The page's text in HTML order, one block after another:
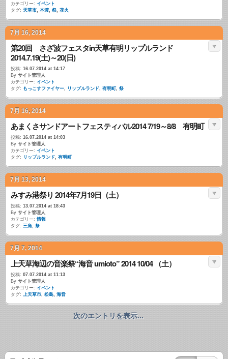
カテゴリー: イベント
タグ: 天草市, 本渡, 祭, 花火
7月 16, 2014
第20回 さざ波フェスタin天草有明リップルランド
2014.7.19(土)～20(日)
投稿: 16.07.2014 at 14:17
By サイト管理人
カテゴリー: イベント
タグ: もっこすファイヤー, リップルランド, 有明町, 祭
7月 16, 2014
あまくさサンドアートフェスティバル2014 7/19～8/8 有明町
投稿: 16.07.2014 at 14:03
By サイト管理人
カテゴリー: イベント
タグ: リップルランド, 有明町
7月 13, 2014
みすみ港祭り 2014年7月19日（土）
投稿: 13.07.2014 at 18:43
By サイト管理人
カテゴリー: 情報
タグ: 三角, 祭
7月 7, 2014
上天草海辺の音楽祭“海音 umioto” 2014 10/04 （土）
投稿: 07.07.2014 at 11:13
By サイト管理人
カテゴリー: イベント
タグ: 上天草市, 松島, 海音
次のエントリを表示...